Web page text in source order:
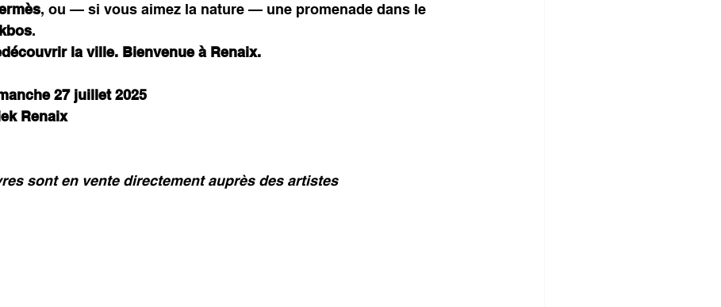
, ou — si vous aimez la nature — une promenade dans le
.
la ville. Bienvenue à Renaix.
27 juillet 2025
Renaix
sont en vente directement auprès des artistes